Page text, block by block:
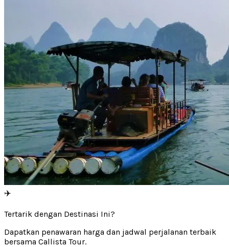
✈️
Tertarik dengan Destinasi Ini?
Dapatkan penawaran harga dan jadwal perjalanan terbaik
bersama Callista Tour.